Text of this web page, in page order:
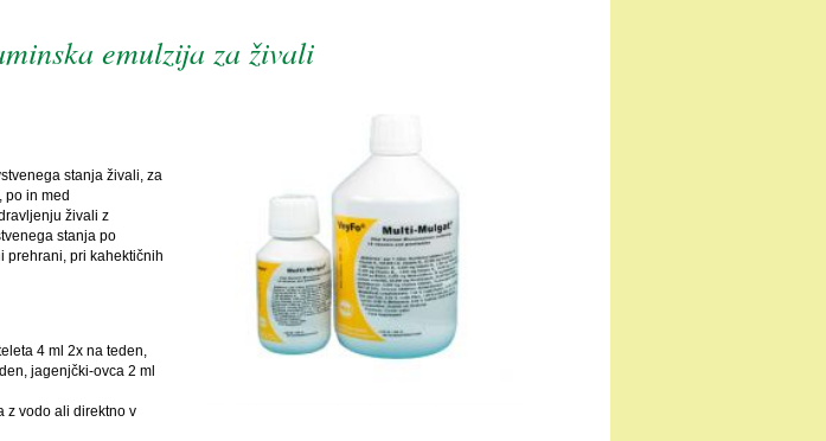
emulzija za živali
stanja živali, za
po in med
živali z
stanja po
prehrani, pri kahektičnih
4 ml 2x na teden,
jagenjčki-ovca 2 ml
z vodo ali direktno v